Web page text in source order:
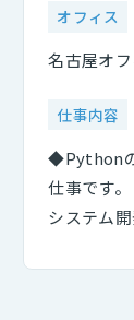
オフィス
名古屋オ
仕事内容
◆Python
仕事です
システム